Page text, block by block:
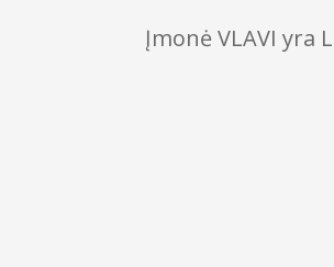
Įmonė VLAVI yra